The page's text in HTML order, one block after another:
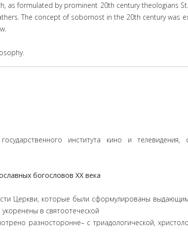
formulated by prominent 20th century theologians St.
The concept of sobornost in the 20th century was
института кино и телевидения,
богословов XX века
Церкви, которые были сформулированы
в святоотеческой
разносторонне– с триадологической,